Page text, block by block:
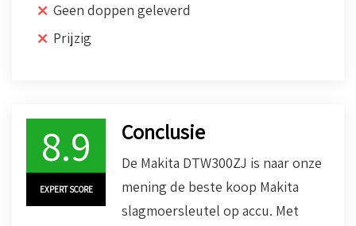
Geen doppen geleverd
Prijzig
8.9
EXPERT SCORE
Conclusie
De Makita DTW300ZJ is naar onze
mening de beste koop Makita
slagmoersleutel op accu. Met